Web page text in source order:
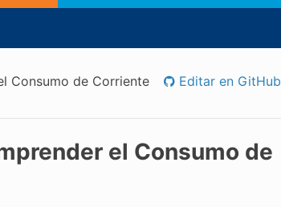
Consumo de Corriente Editar en GitHub
el Consumo de